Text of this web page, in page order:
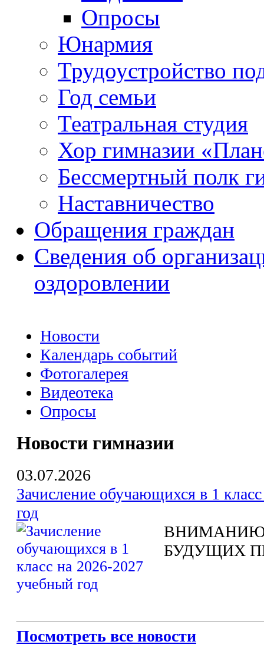
Опросы
Юнармия
Трудоустройство
Год семьи
Театральная студия
Хор гимназии
Бессмертный полк
Наставничество
Обращения граждан
Сведения об
оздоровлении
Новости
Календарь событий
Фотогалерея
Видеотека
Опросы
Новости гимназии
03.07.2026
Зачисление обучающихся в 1
год
ВНИМАНИЮ
БУДУЩИХ
Посмотреть все новости